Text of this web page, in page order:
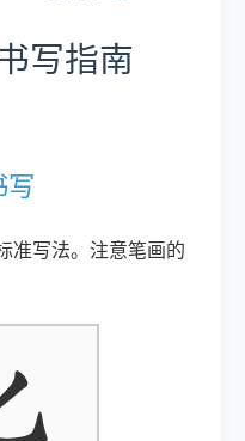
写指南
写
准写法。注意笔画的